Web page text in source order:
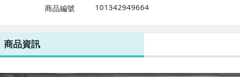
商品編號
101342949664
商品資訊